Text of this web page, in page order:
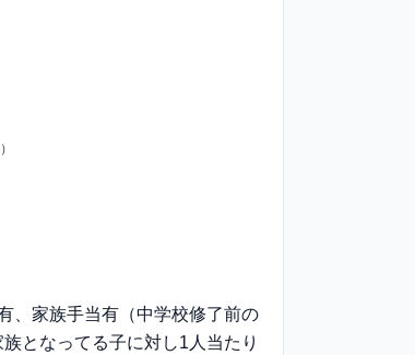
、家族手当有（中学校修了前の
となってる子に対し1人当たり